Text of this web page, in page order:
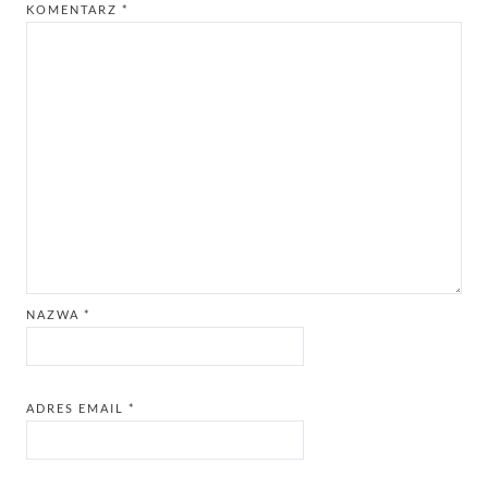
KOMENTARZ *
NAZWA *
ADRES EMAIL *